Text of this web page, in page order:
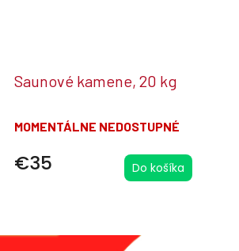
Saunové kamene, 20 kg
MOMENTÁLNE NEDOSTUPNÉ
€35 Do košíka